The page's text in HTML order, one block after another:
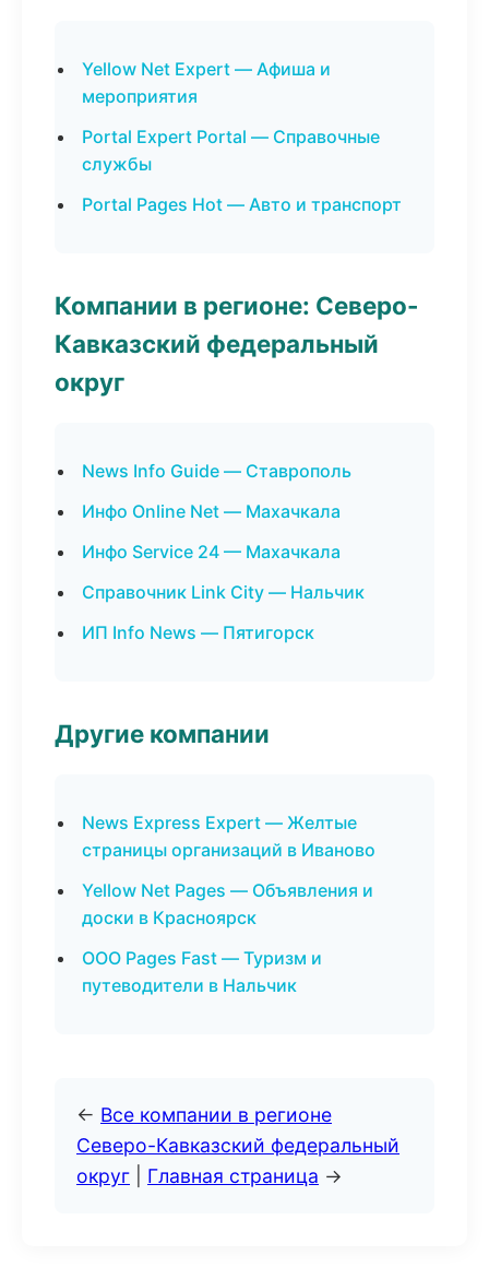
Yellow Net Expert — Афиша и
мероприятия
Portal Expert Portal — Справочные
службы
Portal Pages Hot — Авто и транспорт
Компании в регионе: Северо-
Кавказский федеральный
округ
News Info Guide — Ставрополь
Инфо Online Net — Махачкала
Инфо Service 24 — Махачкала
Справочник Link City — Нальчик
ИП Info News — Пятигорск
Другие компании
News Express Expert — Желтые
страницы организаций в Иваново
Yellow Net Pages — Объявления и
доски в Красноярск
ООО Pages Fast — Туризм и
путеводители в Нальчик
← Все компании в регионе
Северо-Кавказский федеральный
округ
Главная страница →